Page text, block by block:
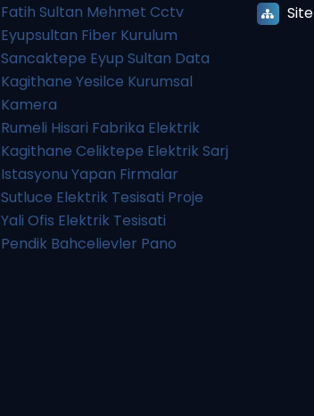
Fatih Sultan Mehmet Cctv
Eyupsultan Fiber Kurulum
Sancaktepe Eyup Sultan Data
Kagithane Yesilce Kurumsal
Kamera
Rumeli Hisari Fabrika Elektrik
Kagithane Celiktepe Elektrik Sarj
Istasyonu Yapan Firmalar
Sutluce Elektrik Tesisati Proje
Yali Ofis Elektrik Tesisati
Pendik Bahcelievler Pano